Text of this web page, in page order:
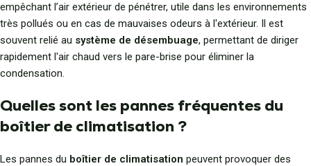
empêchant l’air extérieur de pénétrer, utile dans les environnements
très pollués ou en cas de mauvaises odeurs à l'extérieur. Il est
souvent relié au système de désembuage, permettant de diriger
rapidement l'air chaud vers le pare-brise pour éliminer la
condensation.
Quelles sont les pannes fréquentes du
boîtier de climatisation ?
Les pannes du boîtier de climatisation peuvent provoquer des